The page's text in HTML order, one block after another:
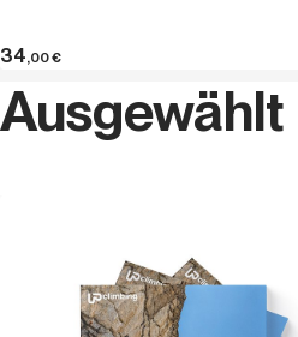
34,00€
Ausgewählt